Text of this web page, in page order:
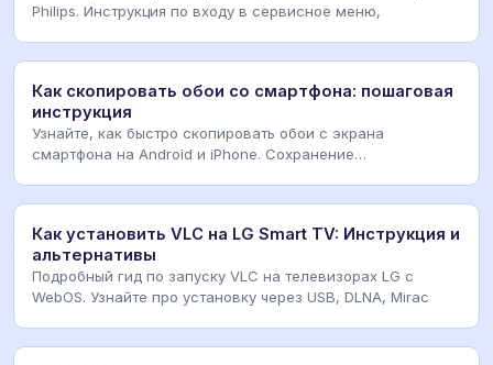
Philips. Инструкция по входу в сервисное меню,
Как скопировать обои со смартфона: пошаговая
инструкция
Узнайте, как быстро скопировать обои с экрана
смартфона на Android и iPhone. Сохранение
Как установить VLC на LG Smart TV: Инструкция и
альтернативы
Подробный гид по запуску VLC на телевизорах LG с
WebOS. Узнайте про установку через USB, DLNA, Mirac